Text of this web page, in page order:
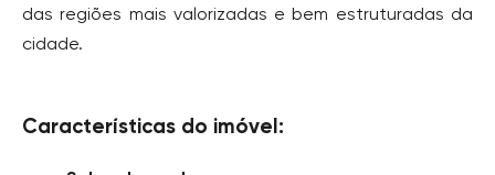
das regiões mais valorizadas e bem estruturadas da
cidade.
Características do imóvel: